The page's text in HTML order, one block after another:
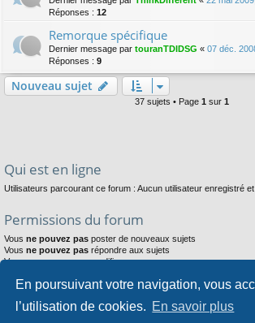
En poursuivant votre navigation, vous
l’utilisation de cookies. En savoir plus
Réponses : 12
Remorque spécifique
Dernier message par touranTDIDSG « 07 déc.
Réponses : 9
Nouveau sujet
37 sujets • Page 1 sur 1
Qui est en ligne
Utilisateurs parcourant ce forum : Aucun utilisateur enregistré
Permissions du forum
Vous ne pouvez pas poster de nouveaux sujets
Vous ne pouvez pas répondre aux sujets
Vousne pouvez pasmodifier vos messages
Vousne pouvez pasjoindre des fichiers
Accueil Index du forum